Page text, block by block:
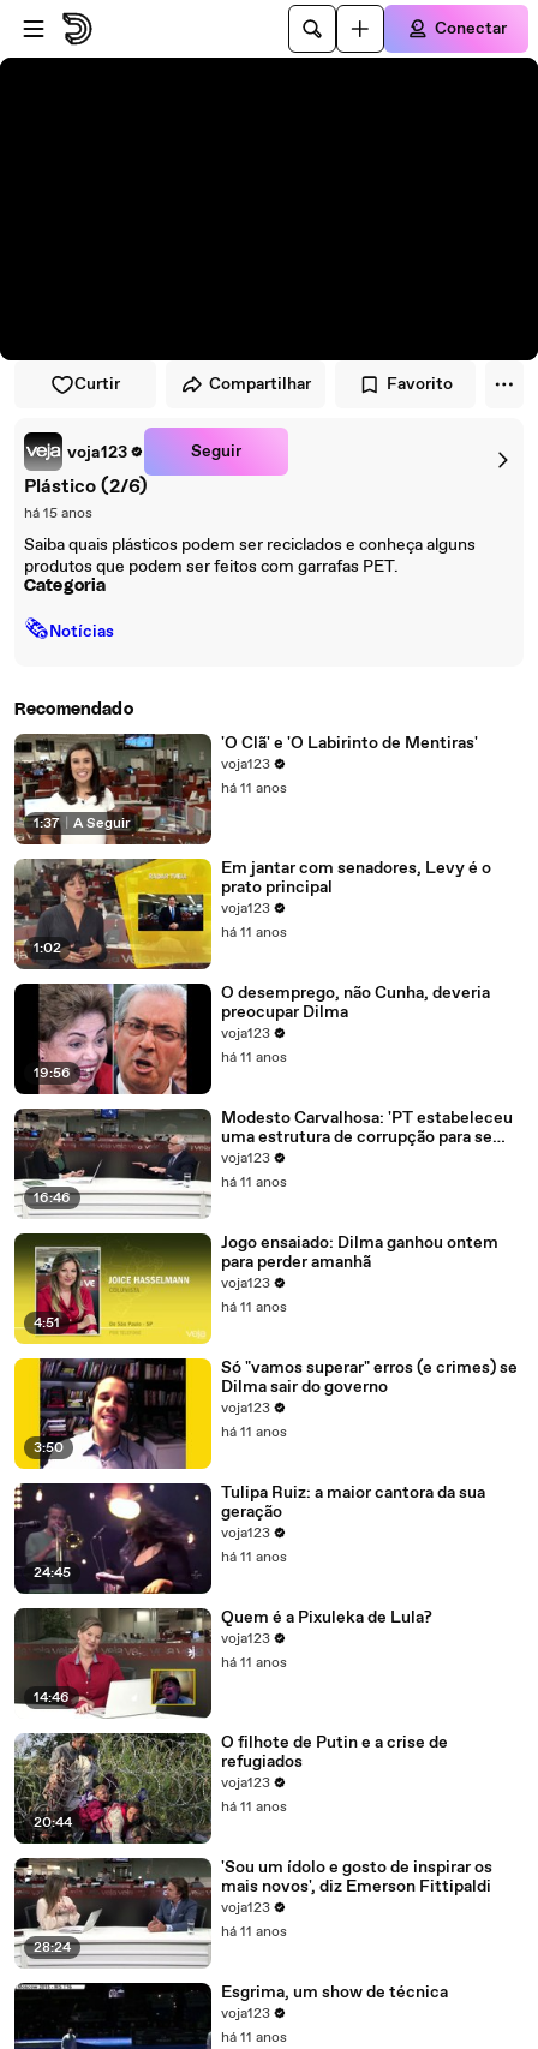
Pular para o player
Ir para o conteúdo principal
Conectar
Curtir Compartilhar Favorito
voja123 Seguir
Plástico (2/6)
há 15 anos
Saiba quais plásticos podem ser reciclados e conheça alguns
produtos que podem ser feitos com garrafas PET.
Categoria
🗞Notícias
Recomendado
1:37 A Seguir
'O Clã' e 'O Labirinto de Mentiras'
voja123
há 11 anos
1:02
Em jantar com senadores, Levy é o
prato principal
voja123
há 11 anos
19:56
O desemprego, não Cunha, deveria
preocupar Dilma
voja123
há 11 anos
16:46
Modesto Carvalhosa: 'PT estabeleceu
uma estrutura de corrupção para se
manter no poder'
voja123
há 11 anos
4:51
Jogo ensaiado: Dilma ganhou ontem
para perder amanhã
voja123
há 11 anos
3:50
Só "vamos superar" erros (e crimes) se
Dilma sair do governo
voja123
há 11 anos
24:45
Tulipa Ruiz: a maior cantora da sua
geração
voja123
há 11 anos
14:46
Quem é a Pixuleka de Lula?
voja123
há 11 anos
20:44
O filhote de Putin e a crise de
refugiados
voja123
há 11 anos
28:24
'Sou um ídolo e gosto de inspirar os
mais novos', diz Emerson Fittipaldi
voja123
há 11 anos
Esgrima, um show de técnica
voja123
há 11 anos